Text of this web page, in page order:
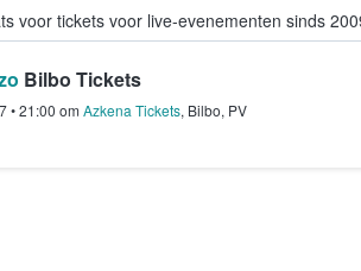
voor tickets voor live-evenementen sinds
fans tickets kopen en
Bilbo Tickets
•21:00 om Azkena Tickets, Bilbo, PV